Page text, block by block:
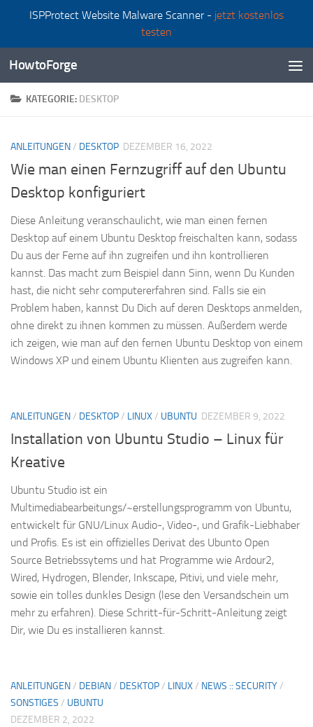
ISPProtect Website Malware Scanner - jetzt kostenlos
testen
Zum Inhalt springen
HowtoForge
KATEGORIE: DESKTOP
ANLEITUNGEN/ DESKTOP DEZEMBER 16, 2022
Wie man einen Fernzugriff auf den Ubuntu
Desktop konfiguriert
Diese Anleitung veranschaulicht, wie man einen fernen
Desktop auf einem Ubuntu Desktop freischalten kann, sodass
Du aus der Ferne auf ihn zugreifen und ihn kontrollieren
kannst. Das macht zum Beispiel dann Sinn, wenn Du Kunden
hast, die nicht sehr computererfahren sind. Falls sie ein
Problem haben, kannst Du Dich auf deren Desktops anmelden,
ohne direkt zu ihnen kommen zu müssen. Außerdem werde
ich zeigen, wie man auf den fernen Ubuntu Desktop von einem
Windows XP und einem Ubuntu Klienten aus zugreifen kann.
ANLEITUNGEN/ DESKTOP/ LINUX/ UBUNTU DEZEMBER 9, 2022
Installation von Ubuntu Studio – Linux für
Kreative
Ubuntu Studio ist ein
Multimediabearbeitungs/~erstellungsprogramm von Ubuntu,
entwickelt für GNU/Linux Audio-, Video-, und Grafik-Liebhaber
und Profis. Es ist ein offizielles Derivat des Ubunto Open
Source Betriebssytems und hat Programme wie Ardour2,
Wired, Hydrogen, Blender, Inkscape, Pitivi, und viele mehr,
sowie ein tolles dunkles Design (lese den Versandschein um
mehr zu erfahren). Diese Schritt-für-Schritt-Anleitung zeigt
Dir, wie Du es installieren kannst.
ANLEITUNGEN/ DEBIAN/ DESKTOP/ LINUX/ NEWS :: SECURITY/
SONSTIGES / UBUNTU
DEZEMBER 2, 2022